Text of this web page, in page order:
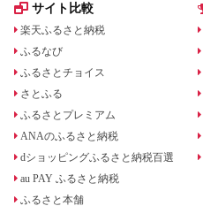
サイト比較
楽天ふるさと納税
ふるなび
ふるさとチョイス
さとふる
ふるさとプレミアム
ANAのふるさと納税
dショッピングふるさと納税百選
au PAY ふるさと納税
ふるさと本舗